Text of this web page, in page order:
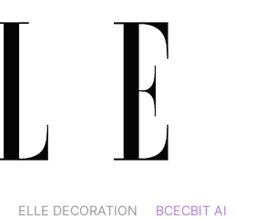
ELLE DECORATION ВСЕСВІТ АІ